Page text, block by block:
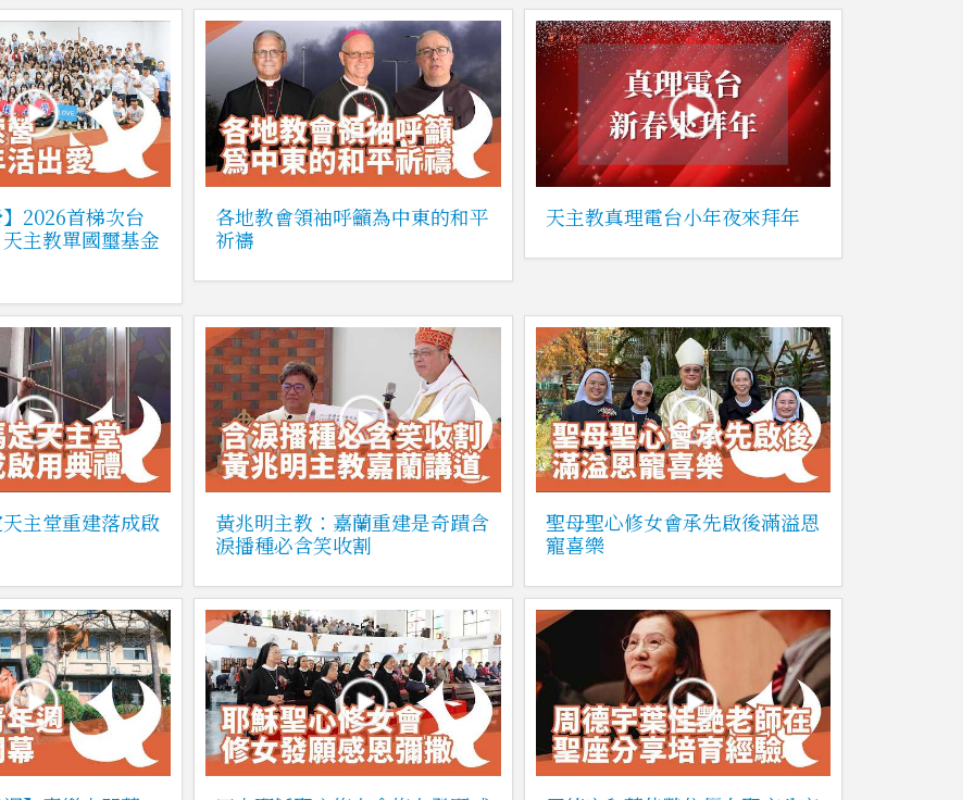
2026首梯次台
主教單國璽基金
各地教會領袖呼籲為中東的和平
祈禱
天主教真理電台小年夜來拜年
主堂重建落成啟
黃兆明主教：嘉蘭重建是奇蹟含
淚播種必含笑收割
聖母聖心修女會承先啟後滿溢恩
寵喜樂